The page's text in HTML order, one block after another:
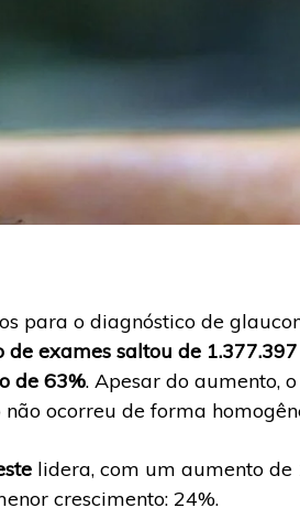
para o diagnóstico de
de exames saltou de
de 63%. Apesar do aumento,
ocorreu de forma
lidera, com um aumento de
crescimento: 24%.